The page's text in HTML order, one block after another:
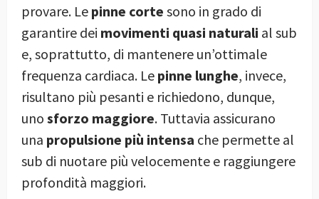
provare. Le pinne corte sono in grado di
garantire dei movimenti quasi naturali al sub
e, soprattutto, di mantenere un’ottimale
frequenza cardiaca. Le pinne lunghe, invece,
risultano più pesanti e richiedono, dunque,
uno sforzo maggiore. Tuttavia assicurano
una propulsione più intensa che permette al
sub di nuotare più velocemente e raggiungere
profondità maggiori.